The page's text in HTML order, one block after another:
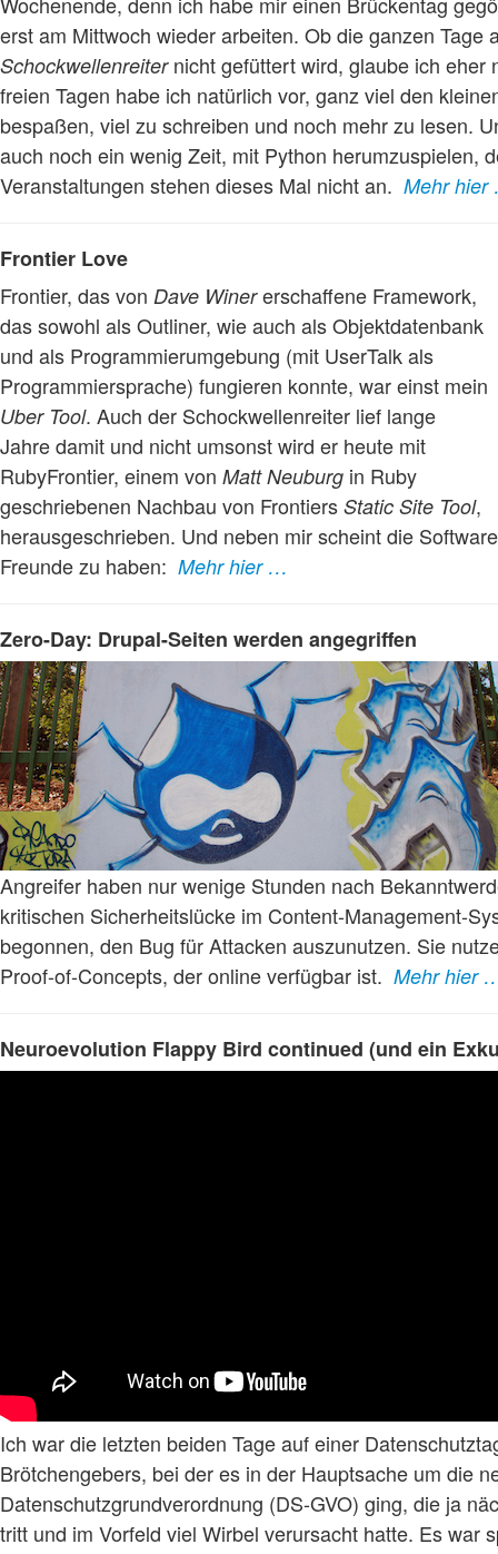
erst am Mittwoch wieder arbeiten. Ob die ganzen Tage
Schockwellenreiternicht gefüttert wird, glaube ich eher
freien Tagen habe ich natürlich vor, ganz viel den
bespaßen, viel zu schreiben und noch mehr zu lesen.
auch noch ein wenig Zeit, mit Python herumzuspielen,
Veranstaltungen stehen dieses Mal nicht an. Mehr
Frontier Love
Frontier, das von Dave Winererschaffene Framework,
das sowohl als Outliner, wie auch als Objektdatenbank
und als Programmierumgebung (mit UserTalk als
Programmiersprache) fungieren konnte, war einst mein
Uber Tool. Auch der Schockwellenreiter lief lange
Jahre damit und nicht umsonst wird er heute mit
RubyFrontier, einem von Matt Neuburg in Ruby
geschriebenen Nachbau von Frontiers Static Site Tool,
herausgeschrieben. Und neben mir scheint die
Freunde zu haben: Mehr hier …
Zero-Day: Drupal-Seiten werden angegriffen
Angreifer haben nur wenige Stunden nach
kritischen Sicherheitslücke im Content-Management-
begonnen, den Bug für Attacken auszunutzen. Sie
Proof-of-Concepts, der online verfügbar ist. Mehr hier
Neuroevolution Flappy Bird continued (und ein
Ich war die letzten beiden Tage auf einer
Brötchengebers, bei der es in der Hauptsache um die
Datenschutzgrundverordnung (DS-GVO) ging, die ja
tritt und im Vorfeld viel Wirbel verursacht hatte. Es war